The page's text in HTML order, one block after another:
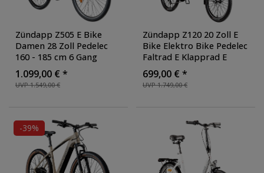
Zündapp Z505 E Bike
Damen 28 Zoll Pedelec
160 - 185 cm 6 Gang
Damenfahrrad E Fahrrad
Hollandrad mit Licht
Farbe: schwarz/blau
UVP 1.549,00 €
1.099,00 € *
Zündapp Z120 20 Zoll E
Bike Elektro Bike Pedelec
Faltrad E Klapprad E
Fahrräder leichte Ebikes
20" Urban E Bikes
Stadtrad, Farbe:
UVP 1.749,00 €
699,00 € *
-39%